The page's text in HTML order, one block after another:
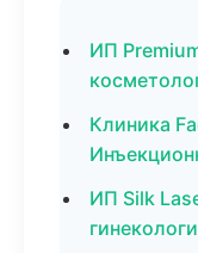
ИП
Клиника
ИП Silk